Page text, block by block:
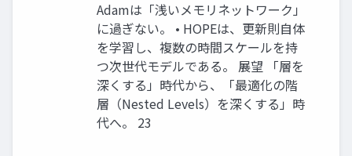
Adamは「浅いメモリネットワーク」
に過ぎない。 • HOPEは、更新則自体
を学習し、複数の時間スケールを持
つ次世代モデルである。 展望 「層を
深くする」時代から、「最適化の階
層（Nested Levels）を深くする」時
代へ。 23